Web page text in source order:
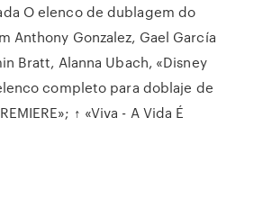
O elenco de dublagem do
Anthony Gonzalez, Gael García
Bratt, Alanna Ubach, «Disney
completo para doblaje de
↑ «Viva - A Vida É